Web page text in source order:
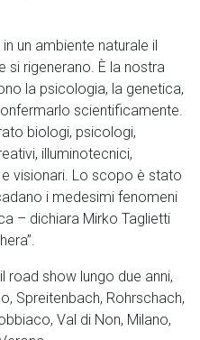
un ambiente naturale il
rigenerano. È la nostra
la psicologia, la genetica,
scientificamente.
biologi, psicologi,
illuminotecnici,
visionari. Lo scopo è stato
i medesimi fenomeni
– dichiara Mirko Taglietti
road show lungo due anni,
Spreitenbach, Rohrschach,
Val di Non, Milano,